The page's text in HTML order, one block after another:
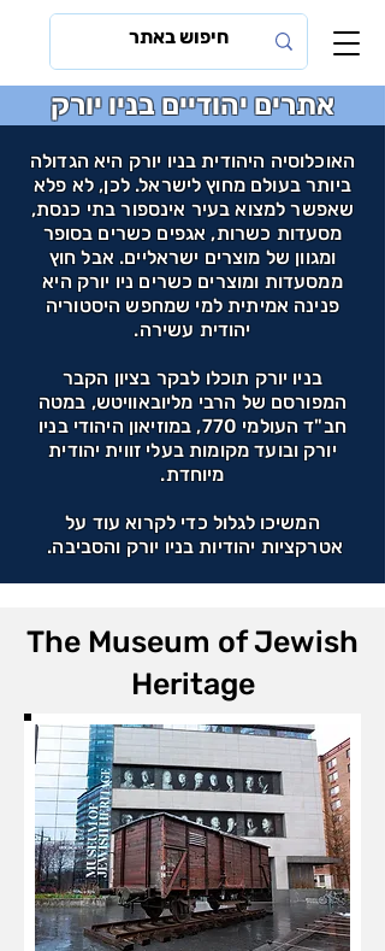
אתרים יהודיים בניו יורק
האוכלוסיה היהודית בניו יורק היא הגדולה
ביותר בעולם מחוץ לישראל. לכן, לא פלא
שאפשר למצוא בעיר אינספור בתי כנסת,
מסעדות כשרות, אגפים כשרים בסופר
ומגוון של מוצרים ישראליים. אבל חוץ
ממסעדות ומוצרים כשרים ניו יורק היא
פנינה אמיתית למי שמחפש היסטוריה
יהודית עשירה.
בניו יורק תוכלו לבקר בציון הקבר
המפורסם של הרבי מליובאוויטש, במטה
חב"ד העולמי 770, במוזיאון היהודי בניו
יורק ובועד מקומות בעלי זווית יהודית
מיוחדת.
המשיכו לגלול כדי לקרוא עוד על
אטרקציות יהודיות בניו יורק והסביבה.
The Museum of Jewish
Heritage